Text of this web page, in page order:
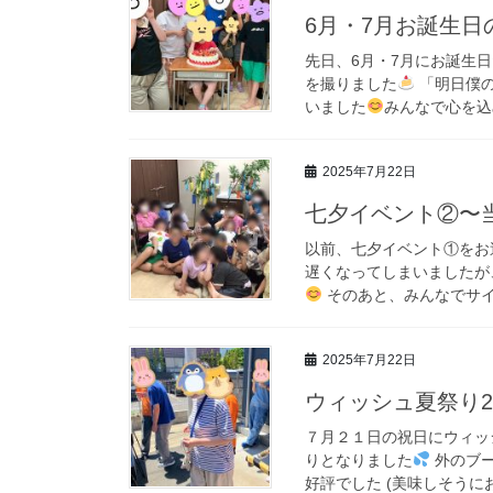
6月・7月お誕生日
先日、6月・7月にお誕生
を撮りました
「明日僕
いました
みんなで心を
2025年7月22日
七夕イベント②〜
以前、七夕イベント①を
遅くなってしまいました
そのあと、みんなでサ
2025年7月22日
ウィッシュ夏祭り
７月２１日の祝日にウィ
りとなりました
外のブ
好評でした (美味しそう